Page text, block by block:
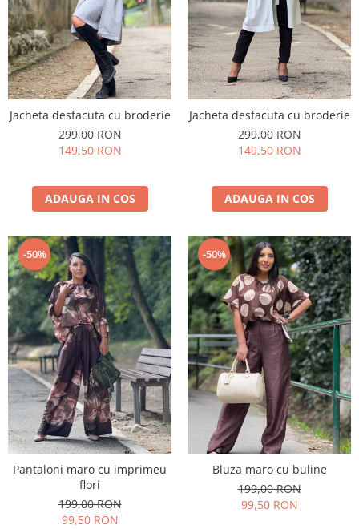
Jacheta desfacuta cu broderie
299,00 RON
149,50 RON
ADAUGA IN COS
Jacheta desfacuta cu broderie
299,00 RON
149,50 RON
ADAUGA IN COS
-50%
Pantaloni maro cu imprimeu
flori
199,00 RON
99,50 RON
-50%
Bluza maro cu buline
199,00 RON
99,50 RON